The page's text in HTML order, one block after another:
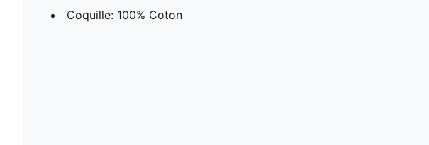
Coquille: 100% Coton